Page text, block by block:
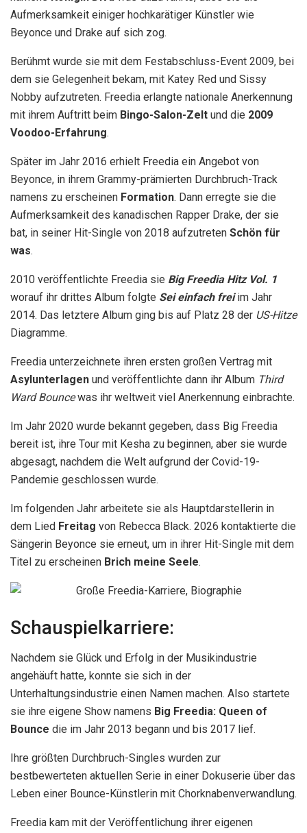
Aufmerksamkeit einiger hochkarätiger Künstler wie
Beyonce und Drake auf sich zog.
Berühmt wurde sie mit dem Festabschluss-Event 2009, bei
dem sie Gelegenheit bekam, mit Katey Red und Sissy
Nobby aufzutreten. Freedia erlangte nationale Anerkennung
mit ihrem Auftritt beim Bingo-Salon-Zelt und die 2009
Voodoo-Erfahrung.
Später im Jahr 2016 erhielt Freedia ein Angebot von
Beyonce, in ihrem Grammy-prämierten Durchbruch-Track
namens zu erscheinen Formation. Dann erregte sie die
Aufmerksamkeit des kanadischen Rapper Drake, der sie
bat, in seiner Hit-Single von 2018 aufzutreten Schön für
was.
2010 veröffentlichte Freedia sie Big Freedia Hitz Vol. 1
worauf ihr drittes Album folgte Sei einfach freiim Jahr
2014. Das letztere Album ging bis auf Platz 28 der US-Hitze
Diagramme.
Freedia unterzeichnete ihren ersten großen Vertrag mit
Asylunterlagen und veröffentlichte dann ihr Album Third
Ward Bouncewas ihr weltweit viel Anerkennung einbrachte.
Im Jahr 2020 wurde bekannt gegeben, dass Big Freedia
bereit ist, ihre Tour mit Kesha zu beginnen, aber sie wurde
abgesagt, nachdem die Welt aufgrund der Covid-19-
Pandemie geschlossen wurde.
Im folgenden Jahr arbeitete sie als Hauptdarstellerin in
dem Lied Freitag von Rebecca Black. 2026 kontaktierte die
Sängerin Beyonce sie erneut, um in ihrer Hit-Single mit dem
Titel zu erscheinen Brich meine Seele.
Schauspielkarriere:
Nachdem sie Glück und Erfolg in der Musikindustrie
angehäuft hatte, konnte sie sich in der
Unterhaltungsindustrie einen Namen machen. Also startete
sie ihre eigene Show namens Big Freedia: Queen of
Bounce die im Jahr 2013 begann und bis 2017 lief.
Ihre größten Durchbruch-Singles wurden zur
bestbewerteten aktuellen Serie in einer Dokuserie über das
Leben einer Bounce-Künstlerin mit Chorknabenverwandlung.
Freedia kam mit der Veröffentlichung ihrer eigenen